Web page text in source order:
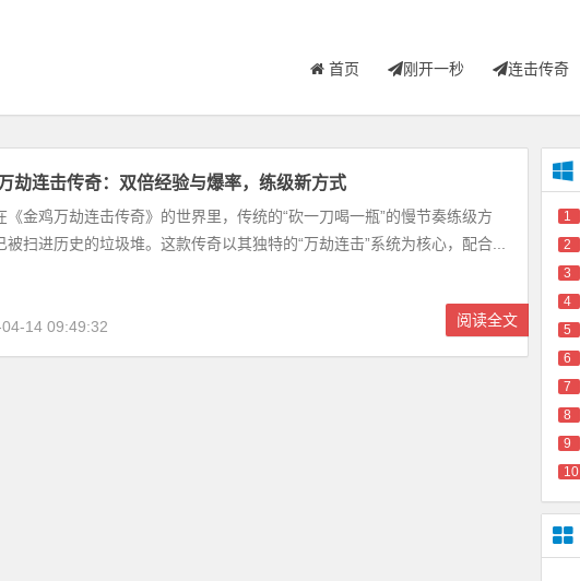
首页 刚开一秒 连击传奇
劫连击传奇：双倍经验与爆率，练级新方式
鸡万劫连击传奇》的世界里，传统的“砍一刀喝一瓶”的慢节奏练级方
被扫进历史的垃圾堆。这款传奇以其独特的“万劫连击”系统为核心，配合...
14 09:49:32 阅读全文
1
2
3
4
5
6
7
8
9
10